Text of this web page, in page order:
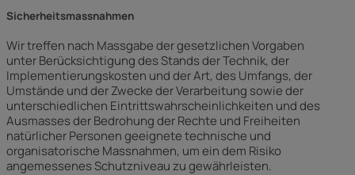
Sicherheitsmassnahmen
Wir treffen nach Massgabe der gesetzlichen Vorgaben
unter Berücksichtigung des Stands der Technik, der
Implementierungskosten und der Art, des Umfangs, der
Umstände und der Zwecke der Verarbeitung sowie der
unterschiedlichen Eintrittswahrscheinlichkeiten und des
Ausmasses der Bedrohung der Rechte und Freiheiten
natürlicher Personen geeignete technische und
organisatorische Massnahmen, um ein dem Risiko
angemessenes Schutzniveau zu gewährleisten.